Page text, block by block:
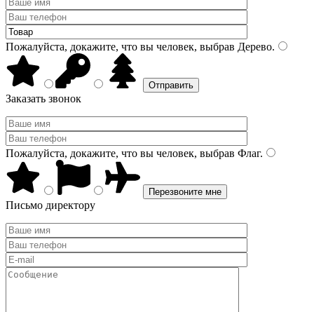
Пожалуйста, докажите, что вы человек, выбрав Дерево.
Заказать звонок
Пожалуйста, докажите, что вы человек, выбрав Флаг.
Письмо директору